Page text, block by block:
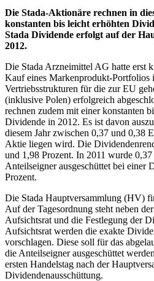
Die Stada-Aktionäre rechnen in
konstanten bis leicht erhöhten
Stada Dividende erfolgt auf der
2012.
Die Stada Arzneimittel AG hatte erst
Kauf eines Markenprodukt-Portfolios
Vertriebsstrukturen für die zur EU
(inklusive Polen) erfolgreich
rechnen zudem mit einer konstanten
Dividende in 2012. Es ist davon
diesem Jahr zwischen 0,37 und 0,38
Aktie liegen wird. Die
und 1,98 Prozent. In 2011 wurde
Anteilseigner ausgeschüttet bei einer
Prozent.
Die Stada Hauptversammlung (HV)
Auf der Tagesordnung steht neben
Aufsichtsrat und die Festlegung der
Aufsichtsrat werden die exakte
vorschlagen. Diese soll für das
die Anteilseigner ausgeschüttet
ersten Handelstag nach der
Dividendenausschüttung.